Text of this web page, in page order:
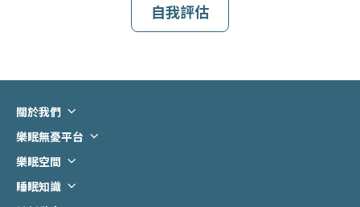
⾃我評估
關於我們
背景及計劃目標
服務流程
聯絡我們
樂眠無憂平台
下載程式
樂眠空間
預約樂眠空間
睡眠知識